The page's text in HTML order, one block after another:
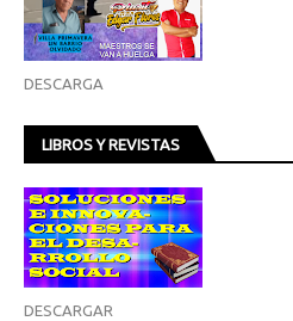
DESCARGA
LIBROS Y REVISTAS
DESCARGAR